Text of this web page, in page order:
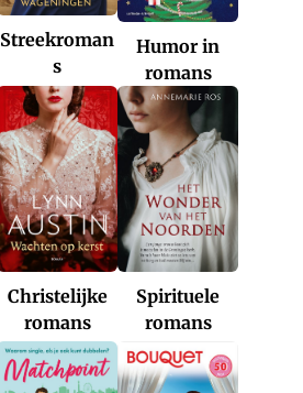
Streekroman
s
Humor in
romans
Christelijke
romans
Spirituele
romans